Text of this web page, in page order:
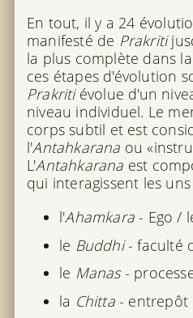
En tout, il y a 24
manifesté de Prakriti
la plus complète dans
ces étapes d'évolution
Prakritiévolue d'un
niveau individuel. Le
corps subtil et est
l'Antahkarana ou
L'Antahkarana est
qui interagissent les
l'Ahamkara- Ego /
le Buddhi- faculté
le Manas-
la Chitta- entrepôt